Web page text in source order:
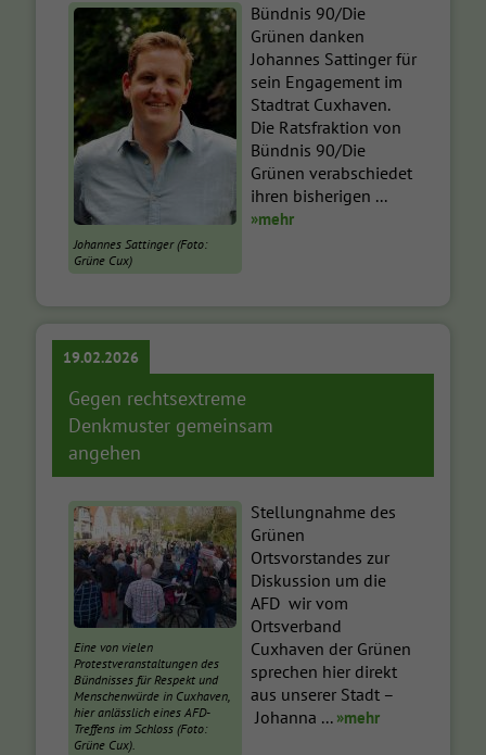
Johannes Sattinger (Foto:
Grüne Cux)
Bündnis 90/Die
Grünen danken
Johannes Sattinger für
sein Engagement im
Stadtrat Cuxhaven.
Die Ratsfraktion von
Bündnis 90/Die
Grünen verabschiedet
ihren bisherigen ...
»mehr
19.02.2026
Gegen rechtsextreme
Denkmuster gemeinsam
angehen
Eine von vielen
Protestveranstaltungen des
Bündnisses für Respekt und
Menschenwürde in Cuxhaven,
hier anlässlich eines AFD-
Treffens im Schloss (Foto:
Grüne Cux).
Stellungnahme des
Grünen
Ortsvorstandes zur
Diskussion um die
AFD wir vom
Ortsverband
Cuxhaven der Grünen
sprechen hier direkt
aus unserer Stadt –
Johanna ... »mehr